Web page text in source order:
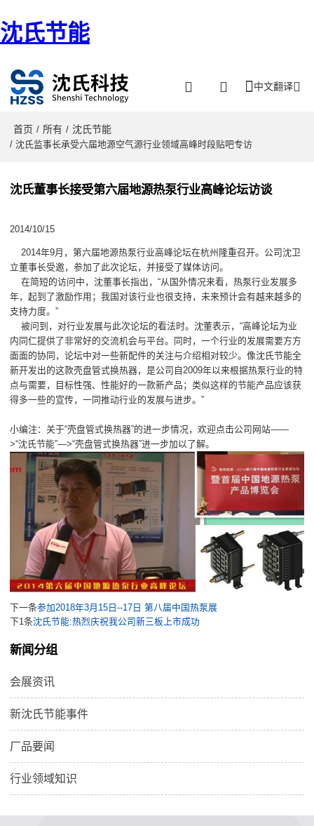
沈氏节能
中文翻译
首页 / 所有 / 沈氏节能
/ 沈氏监事长承受六届地源空气源行业领域高峰时段贴吧专访
沈氏董事长接受第六届地源热泵行业高峰论坛访谈
2014/10/15
2014年9月，第六届地源热泵行业高峰论坛在杭州隆重召开。公司沈卫
立董事长受邀，参加了此次论坛，并接受了媒体访问。
在简短的访问中，沈董事长指出，“从国外情况来看，热泵行业发展多
年，起到了激励作用；我国对该行业也很支持，未来预计会有越来越多的
支持力度。”
被问到，对行业发展与此次论坛的看法时。沈董表示，“高峰论坛为业
内同仁提供了非常好的交流机会与平台。同时，一个行业的发展需要方方
面面的协同，论坛中对一些新配件的关注与介绍相对较少。像沈氏节能全
新开发出的这款壳盘管式换热器，是公司自2009年以来根据热泵行业的特
点与需要，目标性强、性能好的一款新产品；类似这样的节能产品应该获
得多一些的宣传，一同推动行业的发展与进步。”
小编注：关于“壳盘管式换热器”的进一步情况，欢迎点击公司网站——
>“沈氏节能”—>“壳盘管式换热器”进一步加以了解。
下一条参加2018年3月15日--17日 第八届中国热泵展
下1条沈氏节能:热烈庆祝我公司新三板上市成功
新闻分组
会展资讯
新沈氏节能事件
厂品要闻
行业领域知识